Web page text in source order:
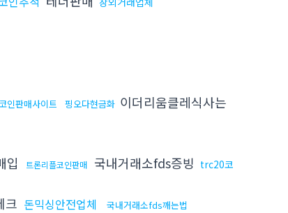
인판매사이트 핑오다현금화 이더리움클레식사는
입 트론리플코인판매 국내거래소fds증빙 trc20코
크 돈믹싱안전업체 국내거래소fds깨는법